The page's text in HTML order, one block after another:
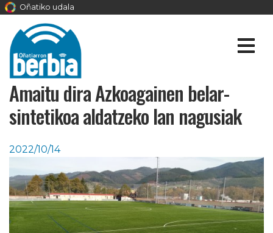
Oñatiko udala
Amaitu dira Azkoagainen belar-
sintetikoa aldatzeko lan nagusiak
2022/10/14